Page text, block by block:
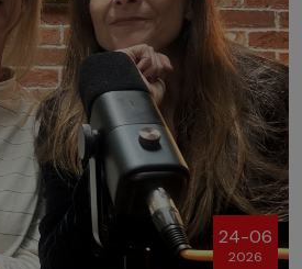
24-06
2026